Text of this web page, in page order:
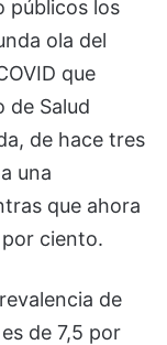
públicos los
ola del
que
de Salud
de hace tres
una
que ahora
ciento.
de
de 7,5 por